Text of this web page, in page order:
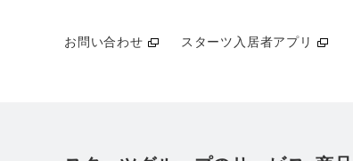
お問い合わせ スターツ入居者アプリ